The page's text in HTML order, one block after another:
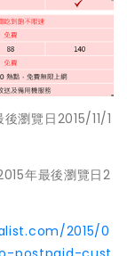
瀏覽日2015/11/1
年最後瀏覽日2
2015/0